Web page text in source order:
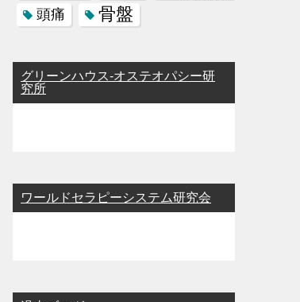
頭痛 骨盤
グリーンハウス-オステオパシー研
究所
ワールドセラピーシステム研究会